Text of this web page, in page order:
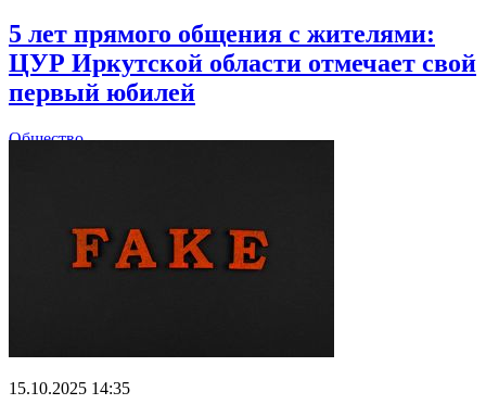
5 лет прямого общения с жителями:
ЦУР Иркутской области отмечает свой
первый юбилей
Общество
15.10.2025 14:35